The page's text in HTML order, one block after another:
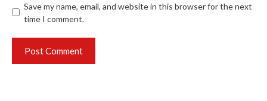
Save my name, email, and website in this browser for the next
time I comment.